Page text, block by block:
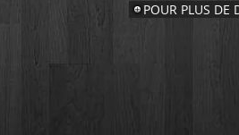
POUR PLUS DE